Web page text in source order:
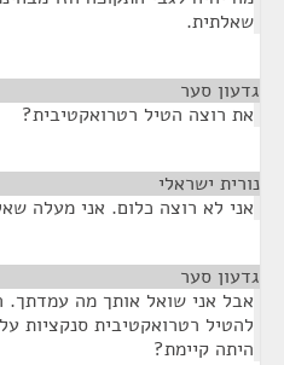
שאלתית.
גדעון סער
את רוצה הטיל רטרואקטיבית?
נורית ישראלי
אני לא רוצה כלום. אני מעלה
גדעון סער
אבל אני שואל אותך מה
להטיל רטרואקטיבית סנקציות
היתה קיימת?